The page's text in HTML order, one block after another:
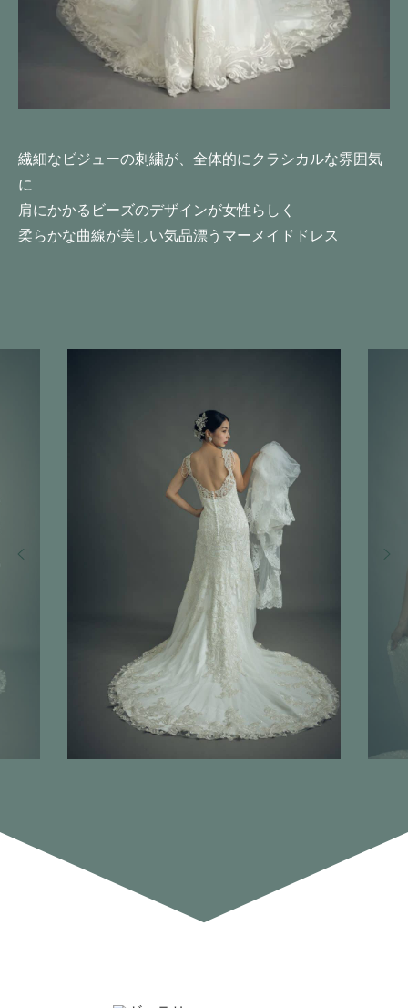
繊細なビジューの刺繍が、全体的にクラシカルな雰囲気
に
肩にかかるビーズのデザインが女性らしく
柔らかな曲線が美しい気品漂うマーメイドドレス